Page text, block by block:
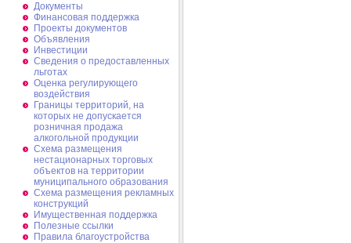
Документы
Финансовая поддержка
Проекты документов
Объявления
Инвестиции
Сведения о предоставленных
льготах
Оценка регулирующего
воздействия
Границы территорий, на
которых не допускается
розничная продажа
алкогольной продукции
Схема размещения
нестационарных торговых
объектов на территории
муниципального образования
Схема размещения рекламных
конструкций
Имущественная поддержка
Полезные ссылки
Правила благоустройства